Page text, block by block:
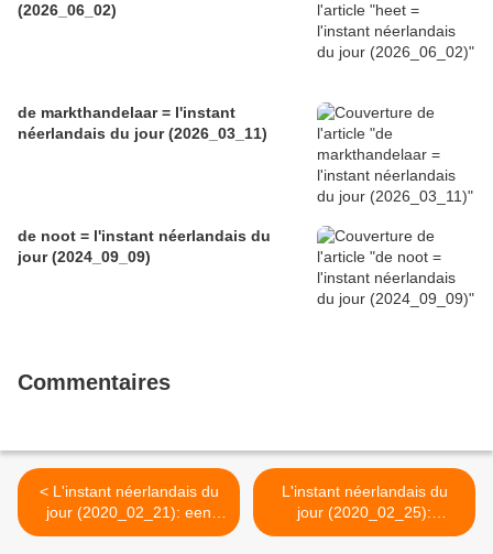
(2026_06_02)
de markthandelaar = l'instant
néerlandais du jour (2026_03_11)
de noot = l'instant néerlandais du
jour (2024_09_09)
Commentaires
< L'instant néerlandais du
jour (2020_02_21): een
formateur
L'instant néerlandais du
jour (2020_02_25):
Vastenavond >